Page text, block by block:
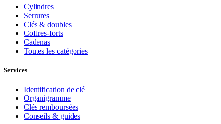
Cylindres
Serrures
Clés & doubles
Coffres-forts
Cadenas
Toutes les catégories
Services
Identification de clé
Organigramme
Clés remboursées
Conseils & guides